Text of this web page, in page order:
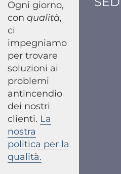
Ogni giorno,
con qualità,
ci
impegniamo
per trovare
soluzioni ai
problemi
antincendio
dei nostri
clienti. La
nostra
politica per la
qualità.